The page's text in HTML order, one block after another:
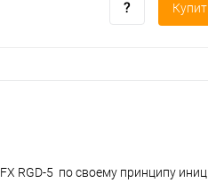
RGD-5 по своему принципу